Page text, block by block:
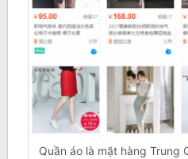
Quần áo là mặt hàng Trung